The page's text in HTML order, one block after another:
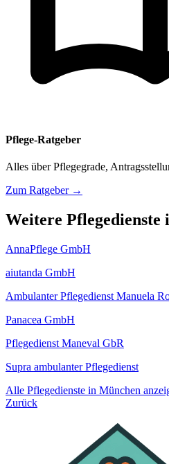
Pflege-Ratgeber
Alles über Pflegegrade,
Zum Ratgeber →
Weitere Pflegedienste
AnnaPflege GmbH
aiutanda GmbH
Ambulanter Pflegedienst Manuela
Panacea GmbH
Pflegedienst Maneval GbR
Supra ambulanter Pflegedienst
Alle Pflegedienste in München
Zurück